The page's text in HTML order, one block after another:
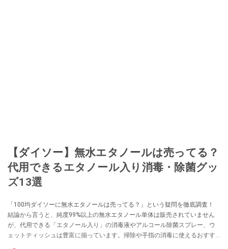
【ダイソー】無水エタノールは売ってる？
代用できるエタノール入り消毒・除菌グッ
ズ13選
「100均ダイソーに無水エタノールは売ってる？」という疑問を徹底調査！
結論から言うと、純度99%以上の無水エタノール単体は販売されていません
が、代用できる「エタノール入り」の消毒液やアルコール除菌スプレー、ウ
ェットティッシュは豊富に揃っています。掃除や手指の消毒に使えるおすす